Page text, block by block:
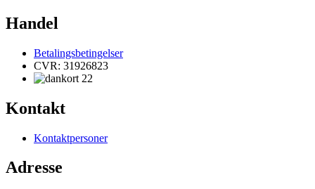
Handel
Betalingsbetingelser
CVR: 31926823
Kontakt
Kontaktpersoner
Adresse